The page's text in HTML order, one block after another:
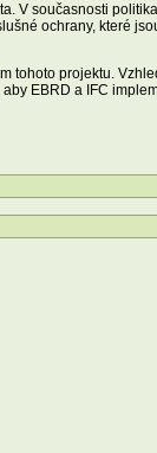
V současnosti
ochrany, které
tohoto projektu.
EBRD a IFC